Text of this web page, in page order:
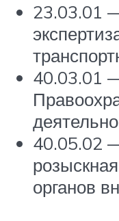
23.03.01
40.03.01
40.05.02
органов